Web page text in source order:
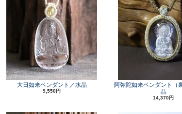
大日如来ペンダント／水晶
9,550円
阿弥陀如来ペンダント（
晶
14,370円